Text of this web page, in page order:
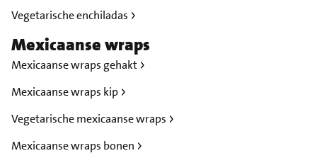
Vegetarische enchiladas
Mexicaanse wraps
Mexicaanse wraps gehakt
Mexicaanse wraps kip
Vegetarische mexicaanse wraps
Mexicaanse wraps bonen